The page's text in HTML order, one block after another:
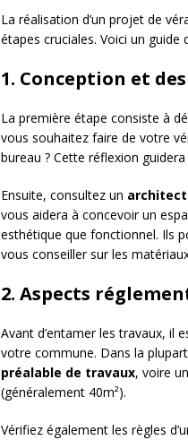
La réalisation d’un projet de
étapes cruciales. Voici un
1. Conception et
La première étape consiste à
vous souhaitez faire de votre
bureau ? Cette réflexion
Ensuite, consultez un
vous aidera à concevoir un
esthétique que fonctionnel. Ils
vous conseiller sur les
2. Aspects
Avant d’entamer les travaux, il
votre commune. Dans la
préalable de travaux, voire
(généralement 40m²).
Vérifiez également les règles